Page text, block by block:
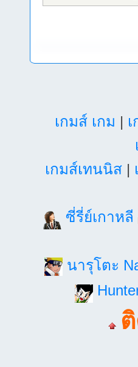
เกมส์ เกม |
เกมส์เทนนิส|
ซี่รี่ย์เกาหลี
นารุโตะ